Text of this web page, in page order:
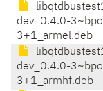
dev_0.4.0-
3+1_armel.deb
dev_0.4.0-
3+1_armhf.deb